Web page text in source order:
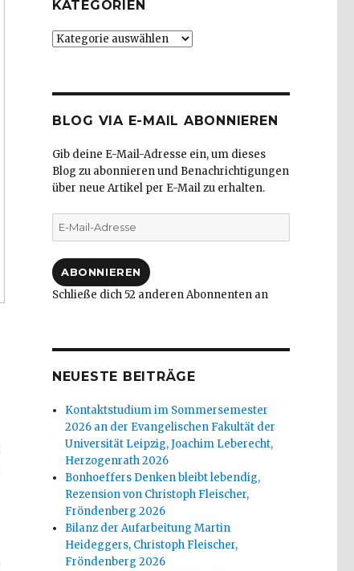
KATEGORIEN
Kategorien
BLOG VIA E-MAIL ABONNIEREN
Gib deine E-Mail-Adresse ein, um dieses
Blog zu abonnieren und Benachrichtigungen
über neue Artikel per E-Mail zu erhalten.
E-
Mail-
ABONNIEREN
Schließe dich 52 anderen Abonnenten an
NEUESTE BEITRÄGE
Kontaktstudium im Sommersemester
2026 an der Evangelischen Fakultät der
Universität Leipzig, Joachim Leberecht,
Herzogenrath 2026
Bonhoeffers Denken bleibt lebendig,
Rezension von Christoph Fleischer,
Fröndenberg 2026
Bilanz der Aufarbeitung Martin
Heideggers, Christoph Fleischer,
Fröndenberg 2026